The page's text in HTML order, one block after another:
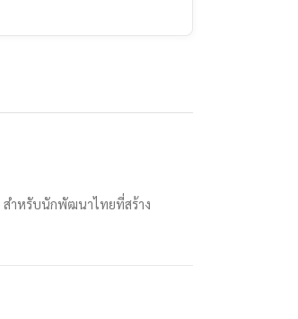
สำหรับนักพัฒนาไทยที่สร้าง